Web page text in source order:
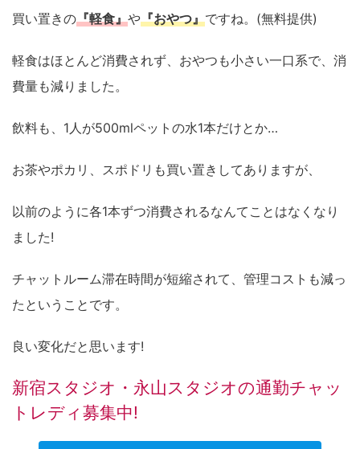
買い置きの『軽食』や『おやつ』ですね。(無料提供)
軽食はほとんど消費されず、おやつも小さい一口系で、消
費量も減りました。
飲料も、1人が500mlペットの水1本だけとか…
お茶やポカリ、スポドリも買い置きしてありますが、
以前のように各1本ずつ消費されるなんてことはなくなり
ました!
チャットルーム滞在時間が短縮されて、管理コストも減っ
たということです。
良い変化だと思います!
新宿スタジオ・永山スタジオの通勤チャッ
トレディ募集中!